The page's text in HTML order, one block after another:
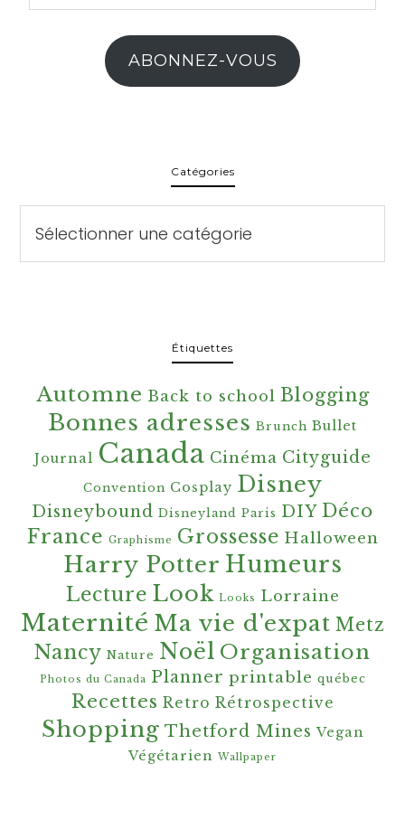
mail
ABONNEZ-VOUS
Catégories
Étiquettes
Automne Back to school Blogging
Bonnes adresses Brunch Bullet
Journal Canada Cinéma Cityguide
Convention Cosplay Disney
Disneybound Disneyland Paris DIY Déco
France Graphisme Grossesse Halloween
Harry Potter Humeurs
Lecture Look Looks Lorraine
Maternité Ma vie d'expat Metz
Nancy Nature Noël Organisation
Photos du Canada Planner printable québec
Recettes Retro Rétrospective
Shopping Thetford Mines Vegan
Végétarien Wallpaper